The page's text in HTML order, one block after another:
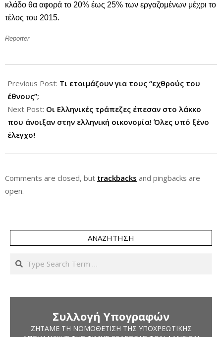
κλάδο θα αφορά το 20% έως 25% των εργαζομένων μέχρι το
τέλος του 2015.
Reporter
01-
16
Previous Post: Τι ετοιμάζουν για τους “εχθρούς του
έθνους”;
Next Post: Οι Ελληνικές τράπεζες έπεσαν στο λάκκο
που άνοιξαν στην ελληνική οικονομία! Όλες υπό ξένο
έλεγχο!
Comments are closed, but trackbacks and pingbacks are
open.
ΑΝΑΖΉΤΗΣΗ
Search
Συλλογή Υπογραφών
ΖΗΤΆΜΕ ΤΗ ΝΟΜΟΘΈΤΙΣΗ ΤΗΣ ΥΠΟΧΡΕΩΤΙΚΉΣ